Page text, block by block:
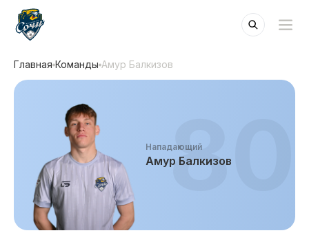
Главная Команды Амур Балкизов
Нападающий
Амур Балкизов
80